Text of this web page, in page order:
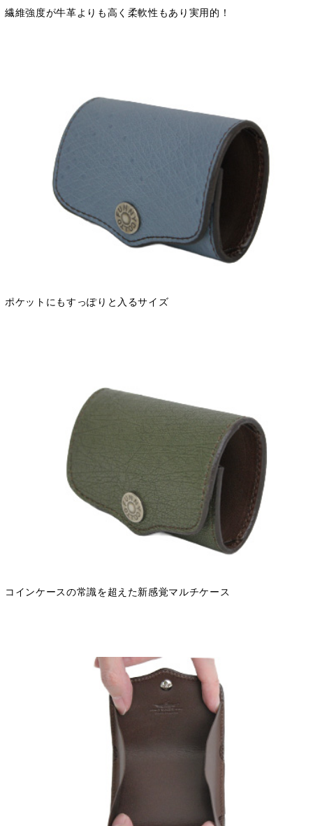
繊維強度が牛革よりも高く柔軟性もあり実用的！
ポケットにもすっぽりと入るサイズ
コインケースの常識を超えた新感覚マルチケース